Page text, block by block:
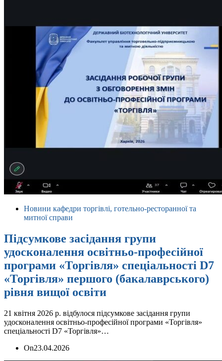
Новини кафедри торгівлі, готельно-ресторанної та
митної справи
Підсумкове засідання групи
удосконалення освітньо-професійної
програми «Торгівля» спеціальності D7
«Торгівля» першого (бакалаврського)
рівня вищої освіти
21 квітня 2026 р. відбулося підсумкове засідання групи
удосконалення освітньо-професійної програми «Торгівля»
спеціальності D7 «Торгівля»…
On23.04.2026